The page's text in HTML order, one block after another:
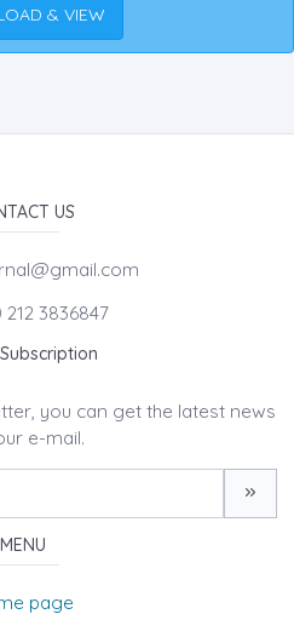
& VIEW
US
212 3836847
you can get the latest news
e-mail.
MENU
page